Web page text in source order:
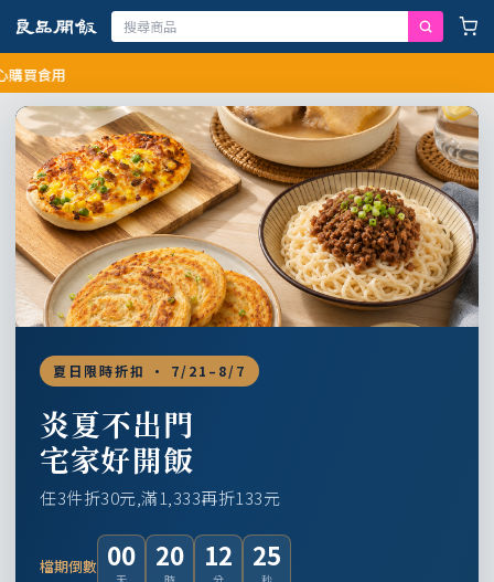
用
夏日限時折扣 · 7/21–8/7
炎夏不出門
宅家好開飯
任3件折30元,滿1,333再折133元
檔期倒數 00 20 12 24